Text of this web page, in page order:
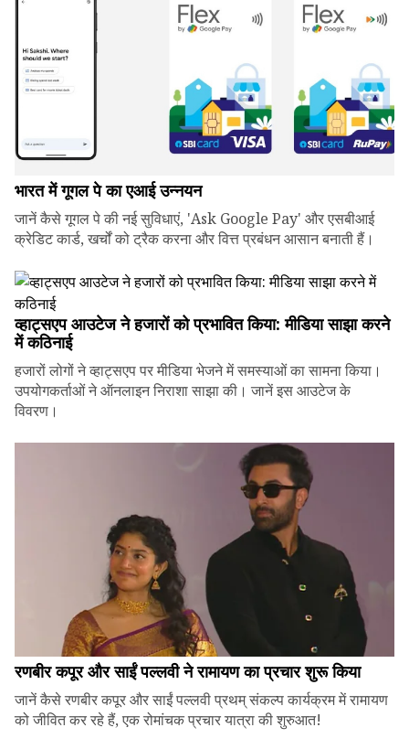
भारत में गूगल पे का एआई उन्नयन
जानें कैसे गूगल पे की नई सुविधाएं, 'Ask Google Pay' और एसबीआई
क्रेडिट कार्ड, खर्चों को ट्रैक करना और वित्त प्रबंधन आसान बनाती हैं।
व्हाट्सएप आउटेज ने हजारों को प्रभावित किया: मीडिया साझा करने
में कठिनाई
हजारों लोगों ने व्हाट्सएप पर मीडिया भेजने में समस्याओं का सामना किया।
उपयोगकर्ताओं ने ऑनलाइन निराशा साझा की। जानें इस आउटेज के
विवरण।
रणबीर कपूर और साईं पल्लवी ने रामायण का प्रचार शुरू किया
जानें कैसे रणबीर कपूर और साईं पल्लवी प्रथम् संकल्प कार्यक्रम में रामायण
को जीवित कर रहे हैं, एक रोमांचक प्रचार यात्रा की शुरुआत!